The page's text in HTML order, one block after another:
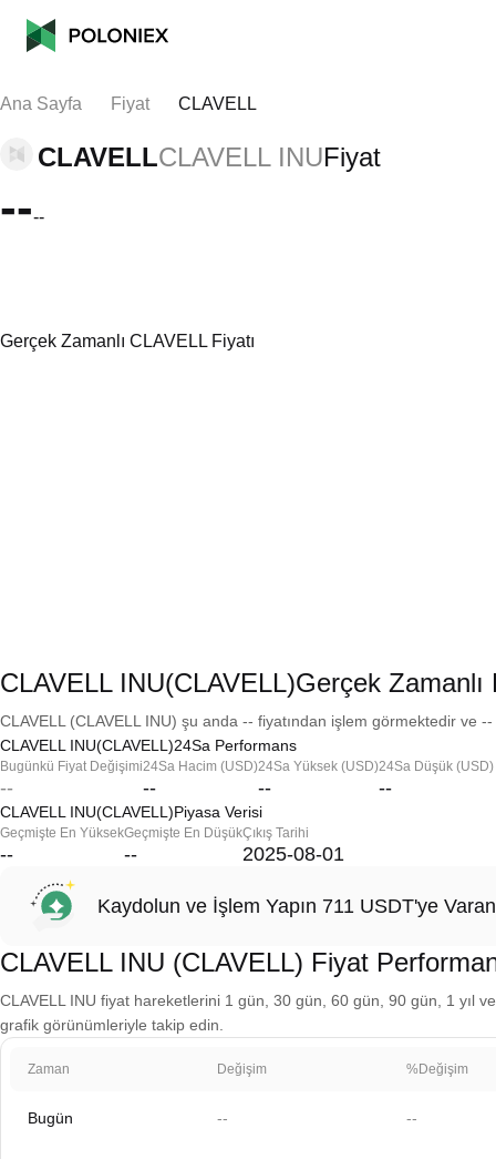
Ana Sayfa Fiyat CLAVELL
CLAVELLCLAVELL INUFiyat
----
Gerçek Zamanlı CLAVELL Fiyatı
CLAVELL INU(CLAVELL)Gerçek Zamanlı
CLAVELL (CLAVELL INU) şu anda -- fiyatından işlem görmektedir ve
CLAVELL INU(CLAVELL)24Sa Performans
Bugünkü Fiyat Değişimi
--
24Sa Hacim (USD)
--
24Sa Yüksek (USD)
--
24Sa Düşük (USD)
--
CLAVELL INU(CLAVELL)Piyasa Verisi
Geçmişte En Yüksek
--
Geçmişte En Düşük
--
Çıkış Tarihi
2025-08-01
Kaydolun ve İşlem Yapın 711 USDT'ye
CLAVELL INU (CLAVELL) Fiyat
CLAVELL INU fiyat hareketlerini 1 gün, 30 gün, 60 gün, 90 gün, 1 yıl
grafik görünümleriyle takip edin.
Zaman Değişim %Değişim
Bugün -- --